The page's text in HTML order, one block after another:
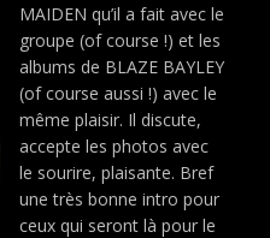
MAIDEN qu’il a fait avec le
groupe (of course !) et les
albums de BLAZE BAYLEY
(of course aussi !) avec le
même plaisir. Il discute,
accepte les photos avec
le sourire, plaisante. Bref
une très bonne intro pour
ceux qui seront là pour le